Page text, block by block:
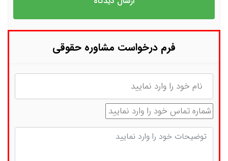
فرم درخواست مشاوره حقوقی
نام
شماره تماس
توضیحات